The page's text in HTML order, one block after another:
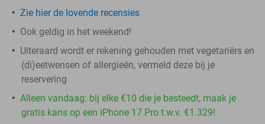
Zie hier de lovende recensies
Ook geldig in het weekend!
Uiteraard wordt er rekening gehouden met vegetariërs en
(di)eetwensen of allergieën, vermeld deze bij je
reservering
Alleen vandaag: bij elke €10 die je besteedt, maak je
gratis kans op een iPhone 17 Pro t.w.v. €1.329!